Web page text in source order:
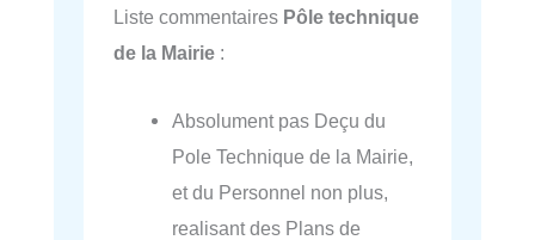
Liste commentaires Pôle technique
de la Mairie :
Absolument pas Deçu du
Pole Technique de la Mairie,
et du Personnel non plus,
realisant des Plans de